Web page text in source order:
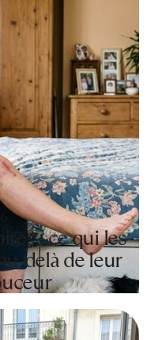
: ce qui les
delà de leur